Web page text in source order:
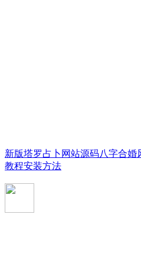
新版塔罗占卜网站源码八字合
教程安装方法